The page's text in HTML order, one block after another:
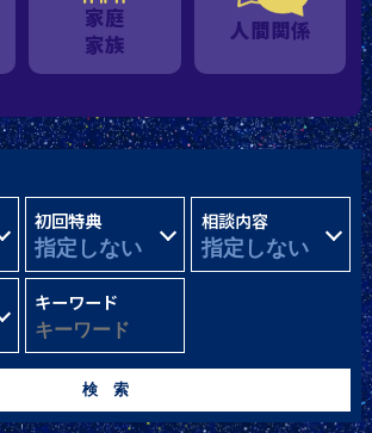
家庭
家族
人間関係
初回特典 相談内容
キーワード